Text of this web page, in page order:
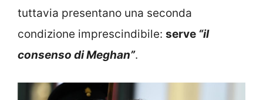
tuttavia presentano una seconda
condizione imprescindibile: serve “il
consenso di Meghan”.